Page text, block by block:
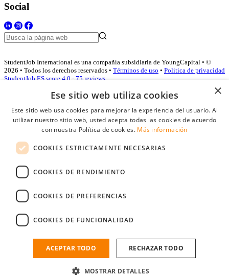
Social
StudentJob International es una compañía subsidiaria de YoungCapital • ©
2026 • Todos los derechos reservados • Términos de uso • Politica de privacidad
StudentJob ES score 4.0 - 75 reviews
Acceso empresas
Contraseña
Recordarme
Conectarse
Registro gratuito empresas
Encuentre al candidato perfecto a tan sólo un par de clicks
×
Ese sitio web utiliza cookies
Este sitio web usa cookies para mejorar la experiencia del usuario. Al
utilizar nuestro sitio web, usted acepta todas las cookies de acuerdo
con nuestra Política de cookies. Más información
COOKIES ESTRICTAMENTE NECESARIAS
COOKIES DE RENDIMIENTO
COOKIES DE PREFERENCIAS
COOKIES DE FUNCIONALIDAD
ACEPTAR TODO RECHAZAR TODO
MOSTRAR DETALLES